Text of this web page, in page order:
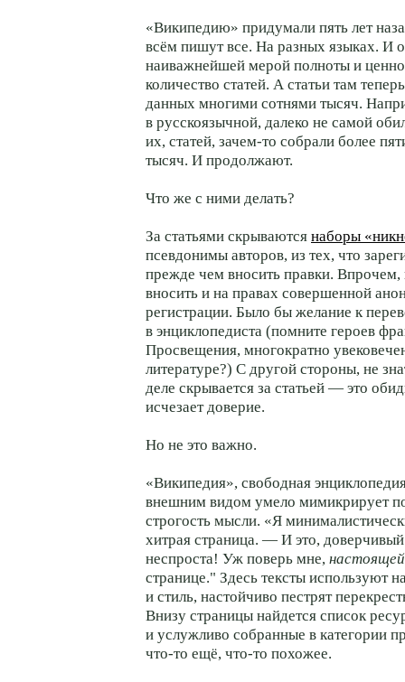
«Википедию» придумали пять лет
всём пишут все. На разных языках. И
наиважнейшей мерой полноты и
количество статей. А статьи там
данных многими сотнями тысяч.
в русскоязычной, далеко не самой
их, статей, зачем-то собрали более
тысяч. И продолжают.
Что же с ними делать?
За статьями скрываются наборы
псевдонимы авторов, из тех, что
прежде чем вносить правки.
вносить и на правах совершенной
регистрации. Было бы желание к
в энциклопедиста (помните героев
Просвещения, многократно
литературе?) С другой стороны, не
деле скрывается за статьей — это
исчезает доверие.
Но не это важно.
«Википедия», свободная
внешним видом умело мимикрирует
строгость мысли. «Я
хитрая страница. — И это, доверчивый
неспроста! Уж поверь мне, настоящей
странице." Здесь тексты используют
и стиль, настойчиво пестрят
Внизу страницы найдется список
и услужливо собранные в категории
что-то ещё, что-то похожее.